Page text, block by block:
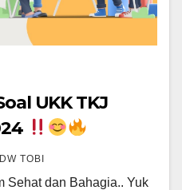
UKK TKJ
DW TOBI
dan Bahagia.. Yuk